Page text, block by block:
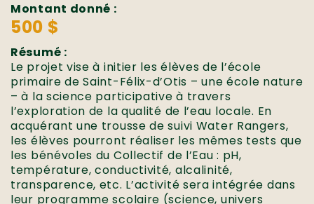
Montant donné :
500 $
Résumé :
Le projet vise à initier les élèves de l’école
primaire de Saint-Félix-d’Otis – une école nature
– à la science participative à travers
l’exploration de la qualité de l’eau locale. En
acquérant une trousse de suivi Water Rangers,
les élèves pourront réaliser les mêmes tests que
les bénévoles du Collectif de l’Eau : pH,
température, conductivité, alcalinité,
transparence, etc. L’activité sera intégrée dans
leur programme scolaire (science, univers